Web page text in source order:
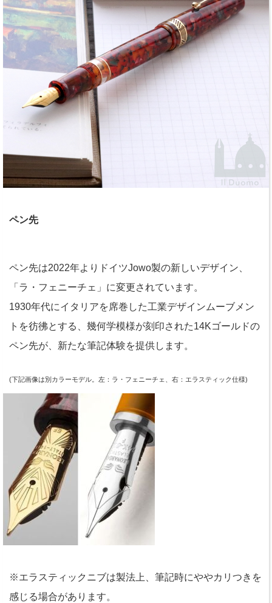
ペン先
ペン先は2022年よりドイツJowo製の新しいデザイン、
「ラ・フェニーチェ」に変更されています。
1930年代にイタリアを席巻した工業デザインムーブメン
トを彷彿とする、幾何学模様が刻印された14Kゴールドの
ペン先が、新たな筆記体験を提供します。
(下記画像は別カラーモデル。左：ラ・フェニーチェ、右：エラスティック仕様)
※エラスティックニブは製法上、筆記時にややカリつきを
感じる場合があります。